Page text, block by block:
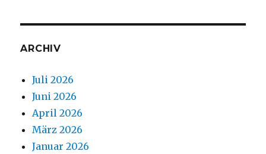
ARCHIV
Juli 2026
Juni 2026
April 2026
März 2026
Januar 2026